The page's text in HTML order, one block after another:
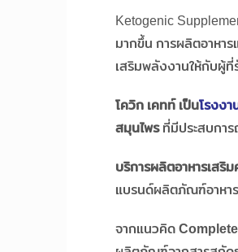
Ketogenic
มากขึ้น การผลิตอาหา
เสริมพลังงานให้กับผู้ที่
โควิก เคทท์ เป็นโรงง
สมุนไพรที่มีประสบกา
บริการผลิตอาหารเสริ
แบรนด์ผลิตภัณฑ์อาหา
จากแนวคิด